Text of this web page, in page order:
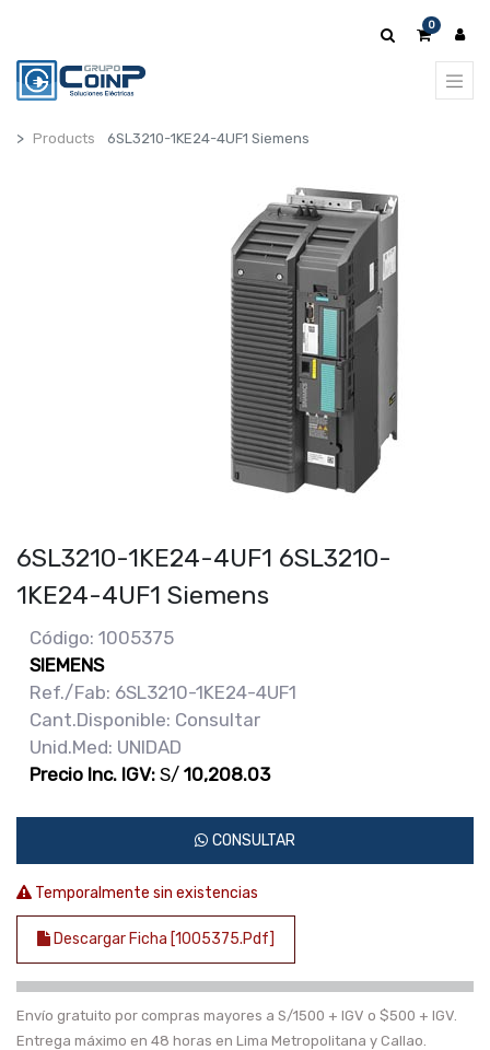
0
Products 6SL3210-1KE24-4UF1 Siemens
6SL3210-1KE24-4UF1 6SL3210-
1KE24-4UF1 Siemens
Código: 1005375
SIEMENS
Ref./Fab: 6SL3210-1KE24-4UF1
Cant.Disponible: Consultar
Unid.Med: UNIDAD
Precio Inc. IGV: S/ 10,208.03
CONSULTAR
Temporalmente sin existencias
Descargar Ficha [1005375.pdf]
Envío gratuito por compras mayores a S/1500 + IGV o $500 + IGV.
Entrega máximo en 48 horas en Lima Metropolitana y Callao.